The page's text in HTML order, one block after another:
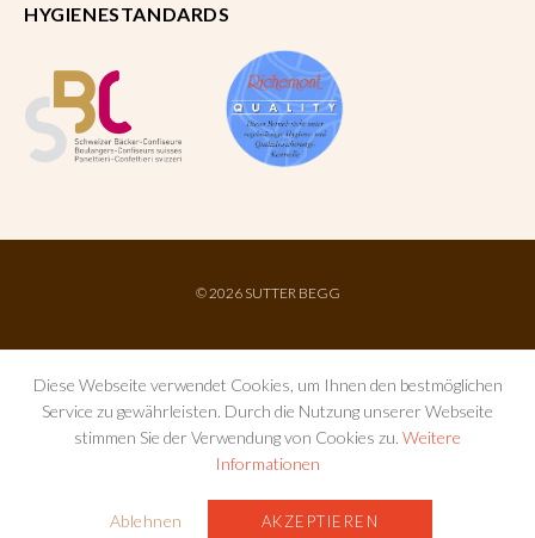
HYGIENESTANDARDS
© 2026 SUTTER BEGG
Diese Webseite verwendet Cookies, um Ihnen den bestmöglichen
Service zu gewährleisten. Durch die Nutzung unserer Webseite
stimmen Sie der Verwendung von Cookies zu. Weitere
Informationen
Ablehnen AKZEPTIEREN